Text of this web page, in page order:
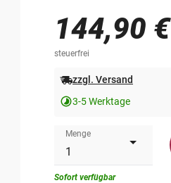
144,90 €
steuerfrei
zzgl. Versand
3-5 Werktage
Menge
Sofort verfügbar